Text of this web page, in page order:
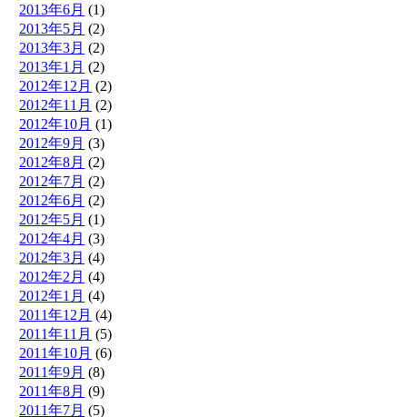
2013年6月 (1)
2013年5月 (2)
2013年3月 (2)
2013年1月 (2)
2012年12月 (2)
2012年11月 (2)
2012年10月 (1)
2012年9月 (3)
2012年8月 (2)
2012年7月 (2)
2012年6月 (2)
2012年5月 (1)
2012年4月 (3)
2012年3月 (4)
2012年2月 (4)
2012年1月 (4)
2011年12月 (4)
2011年11月 (5)
2011年10月 (6)
2011年9月 (8)
2011年8月 (9)
2011年7月 (5)